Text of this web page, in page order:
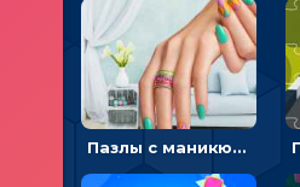
Пазлы с маникюром: собери идеальный рисунок для ногтей